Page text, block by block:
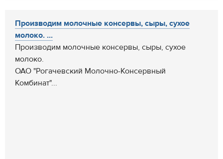
Производим молочные консервы, сыры, сухое
молоко. ...
Производим молочные консервы, сыры, сухое
молоко.
ОАО "Рогачевский Молочно-Консервный
Комбинат"...